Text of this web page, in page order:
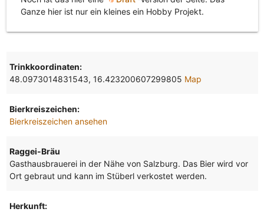
Ganze hier ist nur ein kleines ein Hobby Projekt.
Trinkkoordinaten:
48.0973014831543, 16.423200607299805 Map
Bierkreiszeichen:
Bierkreiszeichen ansehen
Raggei-Bräu
Gasthausbrauerei in der Nähe von Salzburg. Das Bier wird vor
Ort gebraut und kann im Stüberl verkostet werden.
Herkunft: